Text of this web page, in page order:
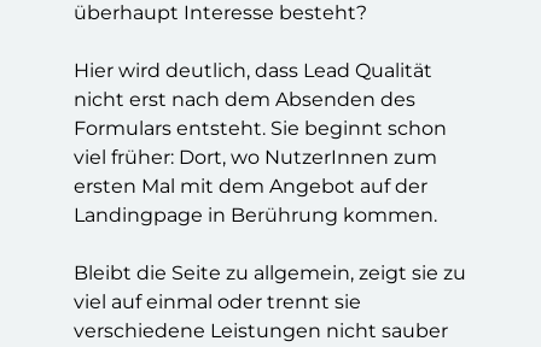
überhaupt Interesse besteht?
Hier wird deutlich, dass Lead Qualität
nicht erst nach dem Absenden des
Formulars entsteht. Sie beginnt schon
viel früher: Dort, wo NutzerInnen zum
ersten Mal mit dem Angebot auf der
Landingpage in Berührung kommen.
Bleibt die Seite zu allgemein, zeigt sie zu
viel auf einmal oder trennt sie
verschiedene Leistungen nicht sauber